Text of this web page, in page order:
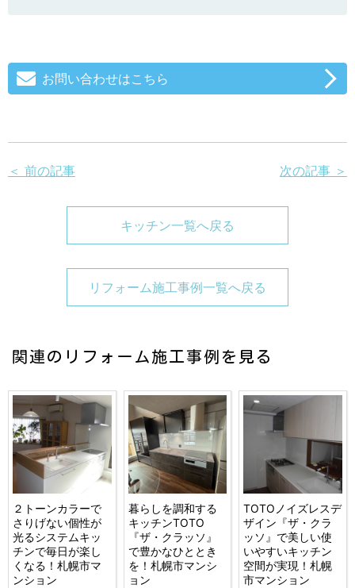
お問い合わせはこちら
＜ 前の記事 次の記事 ＞
キッチン一覧へ戻る
リフォーム施工事例一覧へ戻る
関連のリフォーム施工事例を見る
２トーンカラーで
さりげない個性が
光るシステムキッ
チンで毎日が楽し
くなる！札幌市マ
ンション
暮らしを調和する
キッチンTOTO
『ザ・クラッソ』
で豊かなひととき
を！札幌市マンシ
ョン
TOTOノイズレスデ
ザイン『ザ・クラ
ッソ』で美しい使
いやすいキッチン
空間が実現！札幌
市マンション